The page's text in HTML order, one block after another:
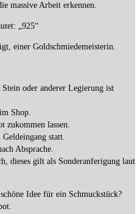
massive Arbeit erkennen.
„925“
einer Goldschmiedemeisterin.
oder anderer Legierung ist
Shop.
zukommen lassen.
statt.
Absprache.
dieses gilt als Sonderanferigung laut
Idee für ein Schmuckstück?